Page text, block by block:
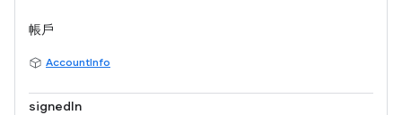
帳戶
AccountInfo
signedIn